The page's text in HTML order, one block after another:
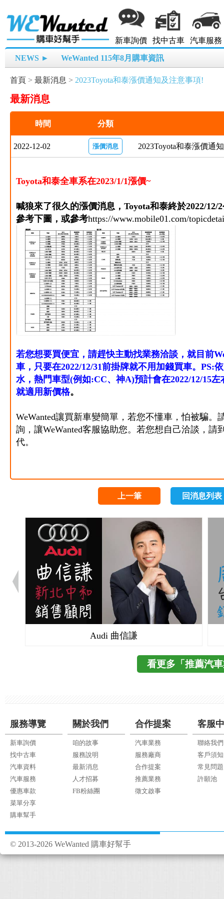
新車詢價 找中古車 汽車服務
NEWS ► WeWanted 115年8月購車資訊
首頁 > 最新消息 > 2023Toyota和泰漲價通知及注意事項!
最新消息
時間 分類
2022-12-02 漲價消息 2023Toyota和泰漲價通
Toyota和泰全車系在2023/1/1漲價~
喊狼來了很久的漲價消息，Toyota和泰終於2022/12/
參考下圖，或參考https://www.mobile01.com/
若您想要買便宜，請趕快主動找業務洽談，就目前
車，只要在2022/12/31前掛牌就不用加錢買車。PS:
水，熱門車型(例如:CC、神A)預計會在2022/12/15
就適用新價格。
WeWanted讓買新車變簡單，若您不懂車，怕被騙。
詢， 讓WeWanted客服協助您。若您想自己洽談，請
代。
上一筆 回消息列表
Audi 曲信謙
看更多「推薦汽
服務導覽
新車詢價
找中古車
汽車資料
汽車服務
優惠車款
菜單分享
購車幫手
關於我們
咱的故事
服務說明
最新消息
人才招募
FB粉絲團
合作提案
汽車業務
服務廠商
合作提案
推薦業務
徵文啟事
客服
聯絡我們
客戶須知
常見問題
許願池
© 2013-2026 WeWanted 購車好幫手